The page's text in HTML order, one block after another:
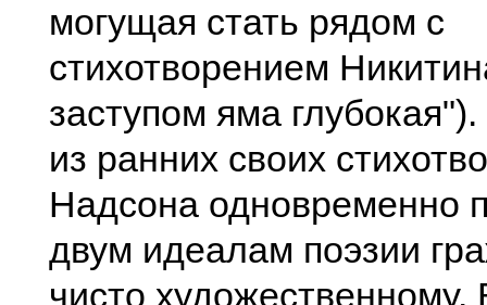
могущая стать рядом с
стихотворением
заступом яма
из ранних своих
Надсона одновременно
двум идеалам поэзии
чисто